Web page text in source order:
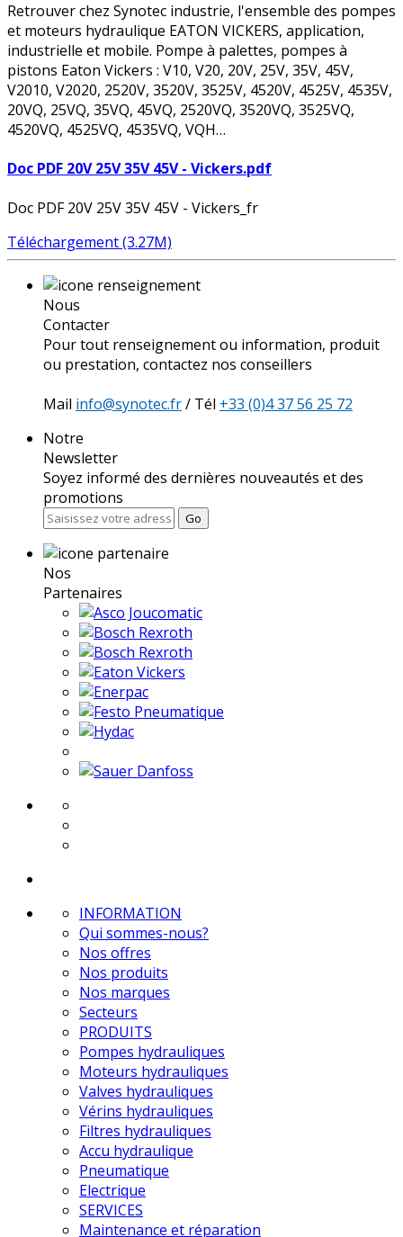
Retrouver chez Synotec industrie, l'ensemble des pompes
et moteurs hydraulique EATON VICKERS, application,
industrielle et mobile. Pompe à palettes, pompes à
pistons Eaton Vickers : V10, V20, 20V, 25V, 35V, 45V,
V2010, V2020, 2520V, 3520V, 3525V, 4520V, 4525V, 4535V,
20VQ, 25VQ, 35VQ, 45VQ, 2520VQ, 3520VQ, 3525VQ,
4520VQ, 4525VQ, 4535VQ, VQH…
Doc PDF 20V 25V 35V 45V - Vickers.pdf
Doc PDF 20V 25V 35V 45V - Vickers_fr
Téléchargement (3.27M)
Nous
Contacter
Pour tout renseignement ou information, produit
ou prestation, contactez nos conseillers
Mail info@synotec.fr/ Tél +33 (0)4 37 56 25 72
Notre
Newsletter
Soyez informé des dernières nouveautés et des
promotions
Go
Nos
Partenaires
INFORMATION
Qui sommes-nous?
Nos offres
Nos produits
Nos marques
Secteurs
PRODUITS
Pompes hydrauliques
Moteurs hydrauliques
Valves hydrauliques
Vérins hydrauliques
Filtres hydrauliques
Accu hydraulique
Pneumatique
Electrique
SERVICES
Maintenance et réparation